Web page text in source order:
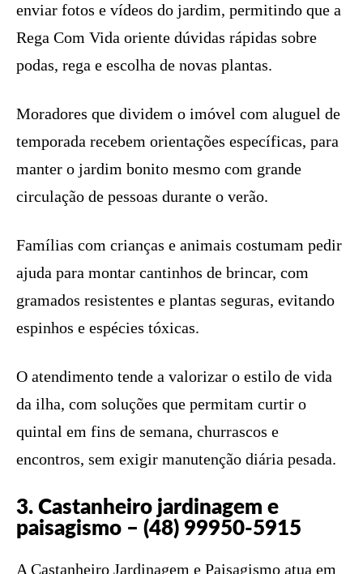
enviar fotos e vídeos do jardim, permitindo que a
Rega Com Vida oriente dúvidas rápidas sobre
podas, rega e escolha de novas plantas.
Moradores que dividem o imóvel com aluguel de
temporada recebem orientações específicas, para
manter o jardim bonito mesmo com grande
circulação de pessoas durante o verão.
Famílias com crianças e animais costumam pedir
ajuda para montar cantinhos de brincar, com
gramados resistentes e plantas seguras, evitando
espinhos e espécies tóxicas.
O atendimento tende a valorizar o estilo de vida
da ilha, com soluções que permitam curtir o
quintal em fins de semana, churrascos e
encontros, sem exigir manutenção diária pesada.
3. Castanheiro jardinagem e
paisagismo – (48) 99950-5915
A Castanheiro Jardinagem e Paisagismo atua em